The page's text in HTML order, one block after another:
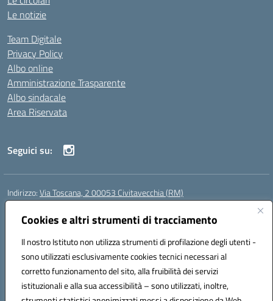
Cookies e altri strumenti di tracciamento
Il nostro Istituto non utilizza strumenti di profilazione degli utenti -
sono utilizzati esclusivamente cookies tecnici necessari al
corretto funzionamento del sito, alla fruibilità dei servizi
istituzionali e alla sua accessibilità – sono utilizzati, inoltre,
Le notizie
Team Digitale
Privacy Policy
Albo online
Amministrazione Trasparente
Albo sindacale
Area Riservata
Seguici su:
Indirizzo:Via Toscana, 2 00053 Civitavecchia (RM)
Centralino:
Posta elettronica certificata (PEC):rmic8b900g@pec.istruzione.it
Codice fiscale: 91038380589
Codice meccanografico:RMIC8B900G
Codice Indice delle Pubbliche Amministrazioni (IPA): istsc_rmic8b900g
Codice unico di fatturazione (CUF): UFP4NO